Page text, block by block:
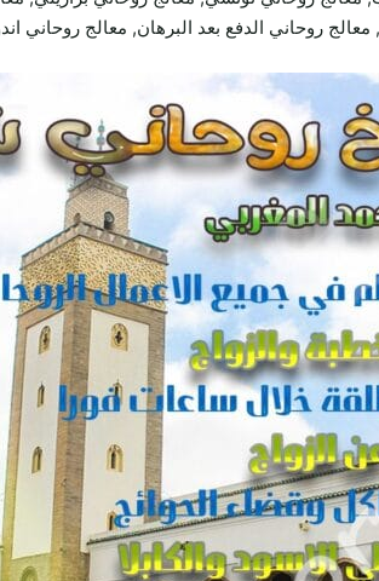
روحاني الدفع بعد البرهان, معالج روحاني